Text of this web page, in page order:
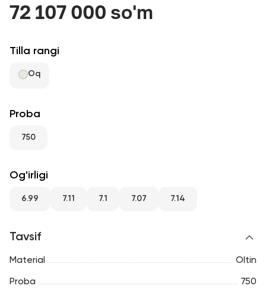
Sevimli
RU
72 107 000 so'm
Tilla rangi
Oq
Proba
750
Og'irligi
6.99 7.11 7.1 7.07 7.14
Tavsif
Material Oltin
Proba 750